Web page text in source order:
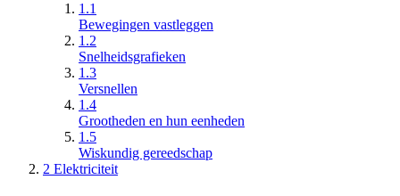
1.1
Bewegingen vastleggen
1.2
Snelheidsgrafieken
1.3
Versnellen
1.4
Grootheden en hun eenheden
1.5
Wiskundig gereedschap
2 Elektriciteit